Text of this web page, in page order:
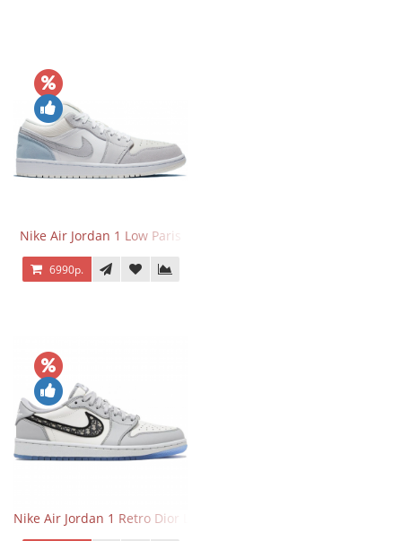
Nike Air Jordan 1 Low Paris
6990р.
Nike Air Jordan 1 Retro Dior Low